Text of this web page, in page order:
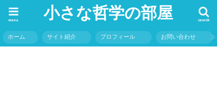
小さな哲学の部屋 search
menu
ホーム サイト紹介 プロフィール お問い合わせ